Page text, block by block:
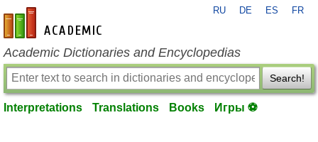
en-academic.com
RU DE ES FR
Academic Dictionaries and Encyclopedias
Search!
Interpretations Translations Books Игры ⚽